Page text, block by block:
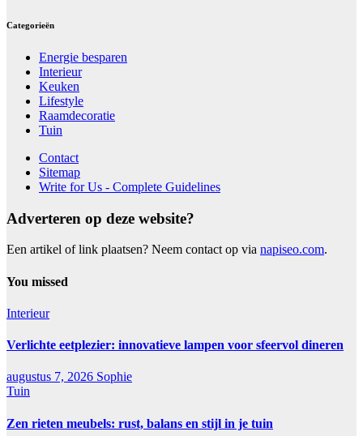
Categorieën
Energie besparen
Interieur
Keuken
Lifestyle
Raamdecoratie
Tuin
Contact
Sitemap
Write for Us - Complete Guidelines
Adverteren op deze website?
Een artikel of link plaatsen? Neem contact op via napiseo.com.
You missed
Interieur
Verlichte eetplezier: innovatieve lampen voor sfeervol dineren
augustus 7, 2026 Sophie
Tuin
Zen rieten meubels: rust, balans en stijl in je tuin